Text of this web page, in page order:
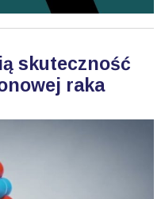
skuteczność
raka